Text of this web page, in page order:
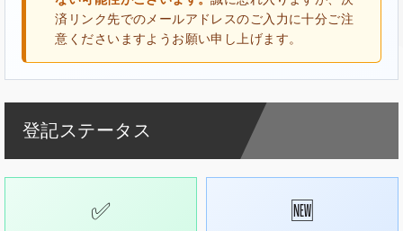
済リンク先でのメールアドレスのご入力に十分ご注
意くださいますようお願い申し上げます。
登記ステータス
✅ 🆕